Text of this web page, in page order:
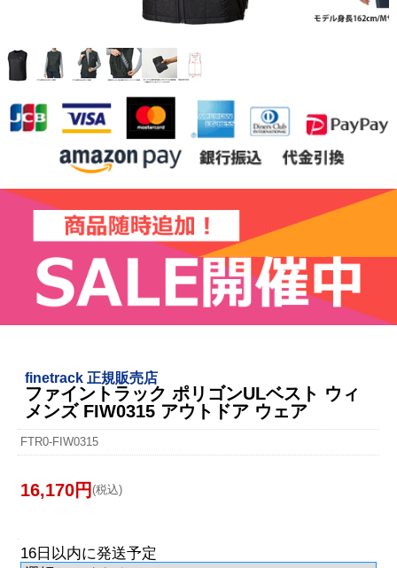
finetrack 正規販売店
ファイントラック ポリゴンULベスト ウィ
メンズ FIW0315 アウトドア ウェア
FTR0-FIW0315
16,170円 (税込)
16日以内に発送予定